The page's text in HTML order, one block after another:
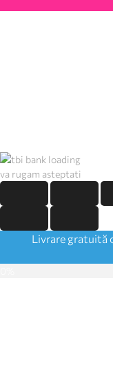
va rugam asteptati
Livrare gratuită